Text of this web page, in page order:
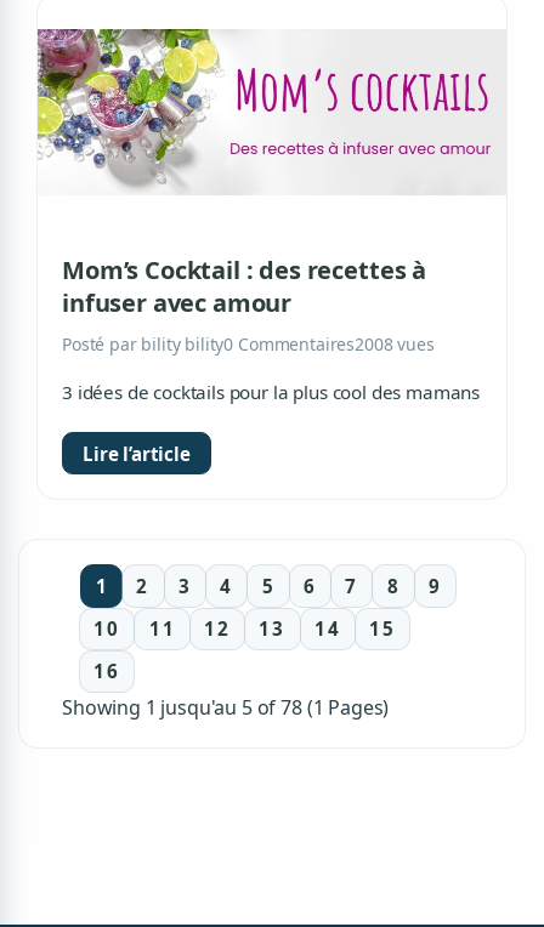
Mom’s Cocktail : des recettes à
infuser avec amour
Posté par bility bility0 Commentaires2008 vues
3 idées de cocktails pour la plus cool des mamans
Lire l’article
1 2 3 4 5 6 7 8
9
10
11 12 13 14
15
16
Showing 1 jusqu'au 5 of 78 (1 Pages)